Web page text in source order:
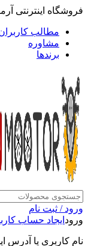
فروشگاه اینترنتی
مطالب
مشاوره
برندها
ورود / ثبت نام
ورود ایجاد حساب
نام کاربری یا آدرس